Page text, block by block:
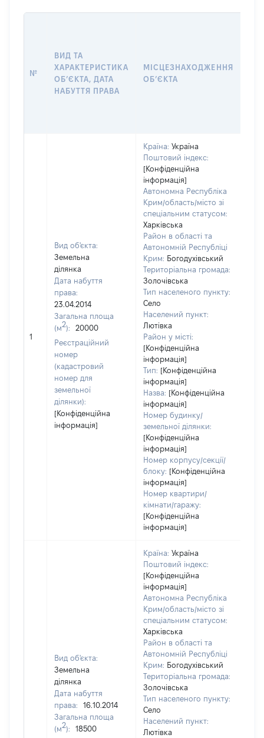
№
ВИД ТА
ХАРАКТЕРИСТИКА
ОБʼЄКТА, ДАТА
НАБУТТЯ ПРАВА
МІСЦЕЗНАХОДЖЕННЯ
ОБʼЄКТА
1
Вид об'єкта:
Земельна
ділянка
Дата набуття
права:
23.04.2014
Загальна площа
(м2):
20000
Реєстраційний
номер
(кадастровий
номер для
земельної
ділянки):
[Конфіденційна
інформація]
Країна: Україна
Поштовий індекс:
[Конфіденційна
інформація]
Автономна Республіка
Крим/область/місто зі
спеціальним статусом:
Харківська
Район в області та
Автономній Республіці
Крим: Богодухівський
Територіальна громада:
Золочівська
Тип населеного пункту:
Село
Населений пункт:
Лютівка
Район у місті:
[Конфіденційна
інформація]
Тип: [Конфіденційна
інформація]
Назва: [Конфіденційна
інформація]
Номер будинку/
земельної ділянки:
[Конфіденційна
інформація]
Номер корпусу/секції/
блоку: [Конфіденційна
інформація]
Номер квартири/
кімнати/гаражу:
[Конфіденційна
інформація]
Вид об'єкта:
Земельна
ділянка
Дата набуття
права:
16.10.2014
Загальна площа
(м2):
18500
Країна: Україна
Поштовий індекс:
[Конфіденційна
інформація]
Автономна Республіка
Крим/область/місто зі
спеціальним статусом:
Харківська
Район в області та
Автономній Республіці
Крим: Богодухівський
Територіальна громада:
Золочівська
Тип населеного пункту:
Село
Населений пункт:
Лютівка